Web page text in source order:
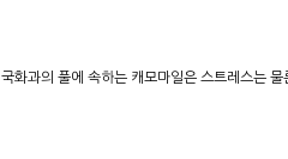
국화과의 풀에 속하는 캐모마일은 스트레스는